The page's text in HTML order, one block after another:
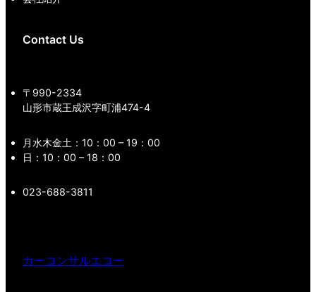
Contact Us
〒990-2334
山形市蔵王成沢字町浦474-4
月水木金土：10：00 – 19：00
日：10：00 – 18：00
023-688-3811
カーコンサルエコー